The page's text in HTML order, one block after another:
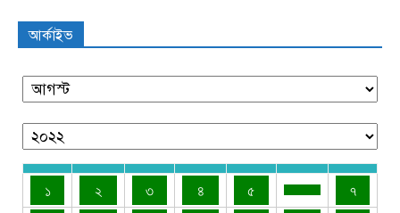
আর্কাইভ
১ ২ ৩ ৪ ৫
৭